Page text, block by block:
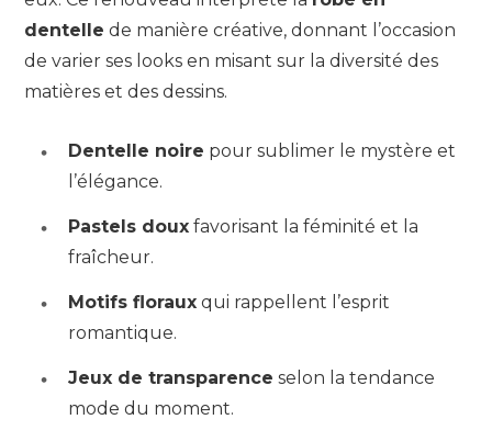
dentelle de manière créative, donnant l’occasion
de varier ses looks en misant sur la diversité des
matières et des dessins.
Dentelle noire pour sublimer le mystère et
l’élégance.
Pastels doux favorisant la féminité et la
fraîcheur.
Motifs floraux qui rappellent l’esprit
romantique.
Jeux de transparence selon la tendance
mode du moment.